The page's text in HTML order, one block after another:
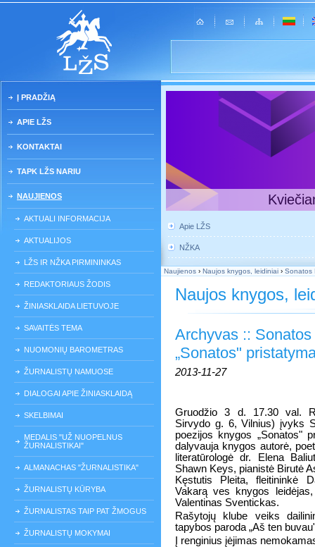
Į PRADŽIĄ
APIE LŽS
KONTAKTAI
TAPK LŽS NARIU
NAUJIENOS
AKTUALI INFORMACIJA
AKTUALIJOS
LŽS IR NŽKA PIRMININKAS
REDAKTORIAUS ŽODIS
ŽINIASKLAIDA LIETUVOJE
SAVAITĖS TEMA
NUOMONIŲ BAROMETRAS
ŽURNALISTŲ NAMUOSE
DIALOGAI APIE ŽINIASKLAIDĄ
SKELBIMAI
MEDALIS "UŽ NUOPELNUS
ŽURNALISTIKAI"
ALMANACHAS "ŽURNALISTIKA"
ŽURNALISTŲ KŪRYBA
ŽURNALISTAS TAIP PAT ŽMOGUS
ŽURNALISTŲ MOKYMAI
Apie LŽS
NŽKA
Naujienos › Naujos knygos, leidiniai › Sonatos
Naujos knygos,
Archyvas ::
„Sonatos"
2013-11-27
Gruodžio 3 d. 17.30 val.
Sirvydo g. 6, Vilnius) įvyks
poezijos knygos „Sonatos"
dalyvauja knygos autorė,
literatūrologė dr. Elena
Shawn Keys, pianistė Birutė
Kęstutis Pleita, fleitininkė
Vakarą ves knygos
Valentinas Sventickas.
Rašytojų klube veiks
tapybos paroda „Aš ten
Į renginius įėjimas